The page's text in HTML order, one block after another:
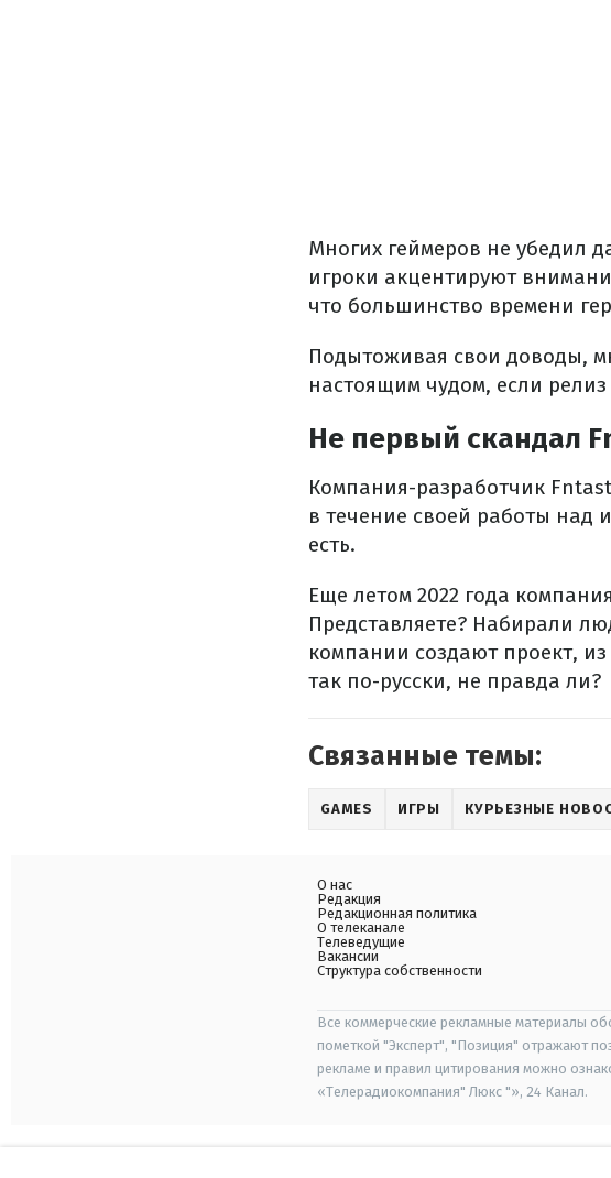
Многих геймеров не убедил
игроки акцентируют
что большинство времени
Подытоживая свои доводы,
настоящим чудом, если
Не первый скандал
Компания-разработчик
в течение своей работы над
есть.
Еще летом 2022 года
Представляете? Набирали
компании создают проект,
так по-русски, не правда ли?
Связанные темы:
GAMES ИГРЫ КУРЬЕЗНЫЕ
О нас
Редакция
Редакционная политика
О телеканале
Телеведущие
Вакансии
Структура собственности
Все коммерческие рекламные материалы
пометкой "Эксперт", "Позиция" отражают
рекламе и правил цитирования можно
«Телерадиокомпания" Люкс "», 24 Канал.